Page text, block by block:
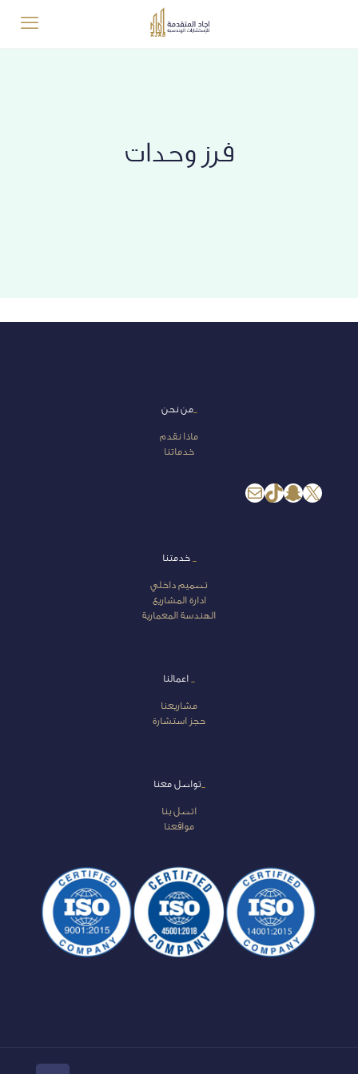
فرز وحدات
_من نحن
ماذا نقدم
خدماتنا
إكس
سناب شاتتيك توكبريد
خدمتنا
تصميم داخلي
ادارة المشاريع
الهندسة المعمارية
اعمالنا
مشاريعنا
حجز استشارة
_تواصل معنا
اتصل بنا
مواقعنا